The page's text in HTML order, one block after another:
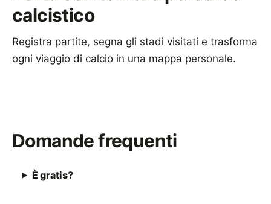
calcistico
Registra partite, segna gli stadi visitati e trasforma
ogni viaggio di calcio in una mappa personale.
Domande frequenti
È gratis?